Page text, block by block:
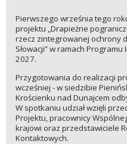
Pierwszego września tego
projektu „Drapieżne
rzecz zintegrowanej ochrony
Słowacji” w ramach
2027.
Przygotowania do realizacji
wcześniej - w siedzibie
Krościenku nad Dunajcem
W spotkaniu udział wzięli
Projektu, pracownicy
krajowi oraz przedstawiciele
Kontaktowych.